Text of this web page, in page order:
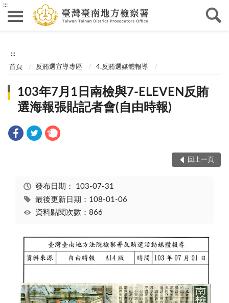
:::
:::
首頁 反賄選宣導專區 4.反賄選媒體報導
103年7月1日南檢與7-ELEVEN反賄
選海報張貼記者會(自由時報)
回上一頁
發布日期： 103-07-31
最後更新日期：108-01-06
資料點閱次數：866